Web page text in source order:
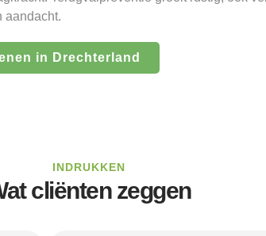
aandacht.
in Drechterland
INDRUKKEN
cliënten zeggen